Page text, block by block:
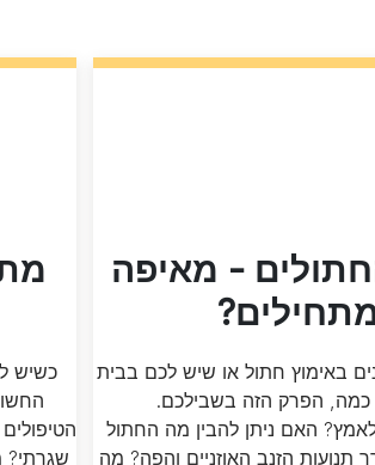
- מאיפה
באימוץ חתול או שיש לכם בבית
כמה, הפרק הזה בשבילכם.
לאמץ? האם ניתן להבין מה החתול
תנועות הזנב האוזניים והפה? מה
כשיש
שגרתי?